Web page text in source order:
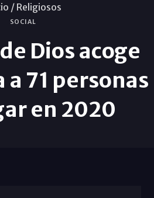
/ Religiosos
SOCIAL
Dios acoge
a 71 personas
en 2020